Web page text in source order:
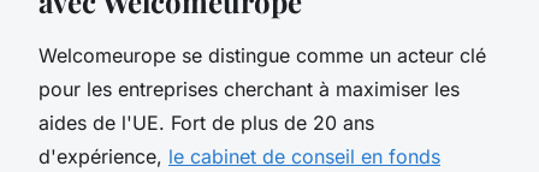
Welcomeurope se distingue comme un acteur clé
pour les entreprises cherchant à maximiser les
aides de l'UE. Fort de plus de 20 ans
d'expérience, le cabinet de conseil en fonds